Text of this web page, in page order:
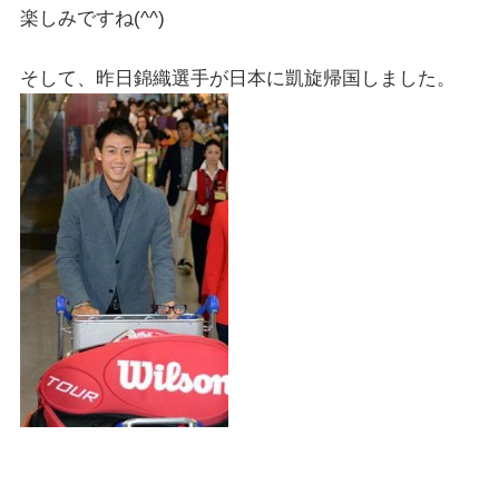
楽しみですね(^^)
そして、昨日錦織選手が日本に凱旋帰国しました。